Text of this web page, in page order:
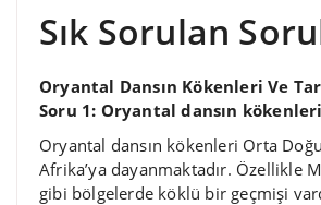
Sık Sorulan
Oryantal Dansın Kökenleri Ve
Soru 1: Oryantal dansın
Oryantal dansın kökenleri Orta
Afrika’ya dayanmaktadır. Özellikle
gibi bölgelerde köklü bir geçmişi